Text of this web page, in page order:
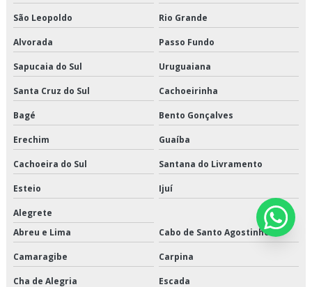
São Leopoldo Rio Grande
Alvorada Passo Fundo
Sapucaia do Sul Uruguaiana
Santa Cruz do Sul Cachoeirinha
Bagé Bento Gonçalves
Erechim Guaíba
Cachoeira do Sul Santana do Livramento
Esteio Ijuí
Alegrete
Abreu e Lima
Cabo de Santo Agostinho
Camaragibe Carpina
Cha de Alegria Escada